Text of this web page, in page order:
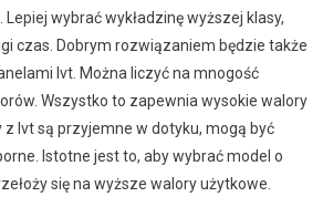
wybrać wykładzinę wyższej klasy,
czas. Dobrym rozwiązaniem będzie także
lvt. Można liczyć na mnogość
Wszystko to zapewnia wysokie walory
z lvt są przyjemne w dotyku, mogą być
Istotne jest to, aby wybrać model o
się na wyższe walory użytkowe.